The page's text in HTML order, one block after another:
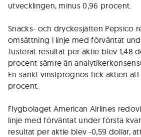
utvecklingen, minus 0,96 procent.
Snacks- och dryckesjätten Pepsico
omsättning i linje med förväntat
Justerat resultat per aktie blev 1,48
procent sämre än
En sänkt vinstprognos fick aktien
procent.
Flygbolaget American Airlines
linje med förväntat under första
resultat per aktie blev -0,59 dollar,